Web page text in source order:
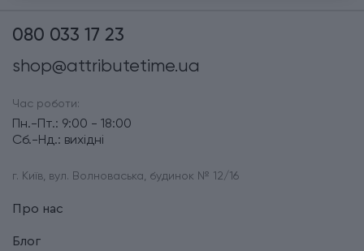
080 033 17 23
shop@attributetime.ua
Час роботи:
Пн.-Пт.: 9:00 - 18:00
Сб.-Нд.: вихідні
г. Київ, вул. Волноваська, будинок № 12/16
Про нас
Блог